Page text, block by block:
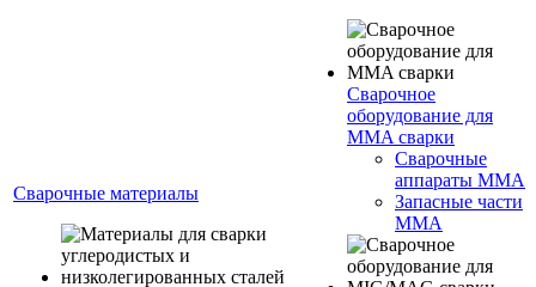
Сварочные материалы
Сварочное
оборудование для
MMA сварки
Сварочные
аппараты MMA
Запасные части
MMA